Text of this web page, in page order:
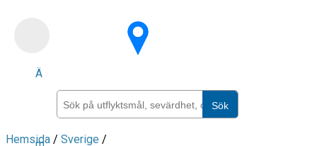
Ä
Sök
Hemsida / Sverige /